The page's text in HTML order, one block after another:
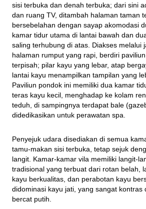
sisi terbuka dan denah terbuka; dari sini
dan ruang TV, ditambah halaman taman
bersebelahan dengan sayap akomodasi
kamar tidur utama di lantai bawah dan
saling terhubung di atas. Diakses melalui
halaman rumput yang rapi, berdiri
terpisah; pilar kayu yang lebar, atap
lantai kayu menampilkan tampilan yang
Paviliun pondok ini memiliki dua kamar
teras kayu kecil, menghadap ke kolam
teduh, di sampingnya terdapat bale
didedikasikan untuk perawatan spa.
Penyejuk udara disediakan di semua
tamu-makan sisi terbuka, tetap sejuk
langit. Kamar-kamar vila memiliki langit-
tradisional yang terbuat dari rotan belah,
kayu berkualitas, dan perabotan kayu
didominasi kayu jati, yang sangat kontras
bercat putih.